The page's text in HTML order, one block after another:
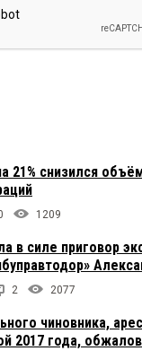
21% снизился
1209
в силе приговор
2 2077
чиновника,
2017 года,